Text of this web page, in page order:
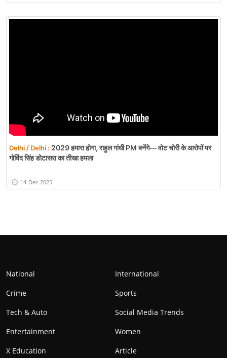
Delhi / Delhi : 2029 हमारा होगा, राहुल गांधी PM बनेंगे— वोट चोरी के आरोपों पर
गोविंद सिंह डोटासरा का तीखा हमला
14-Dec-2025
National
International
Crime
Sports
Tech & Auto
Social Media Trends
Entertainment
Women
X Education
Article